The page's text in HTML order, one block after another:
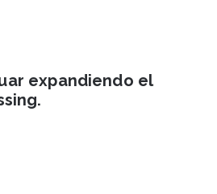
expandiendo el